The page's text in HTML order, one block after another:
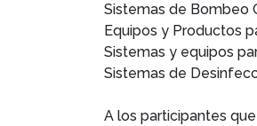
Sistemas de Bombeo
Equipos y Productos
Sistemas y equipos
Sistemas de
A los participantes